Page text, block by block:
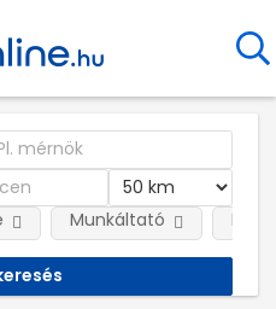
Munkáltató